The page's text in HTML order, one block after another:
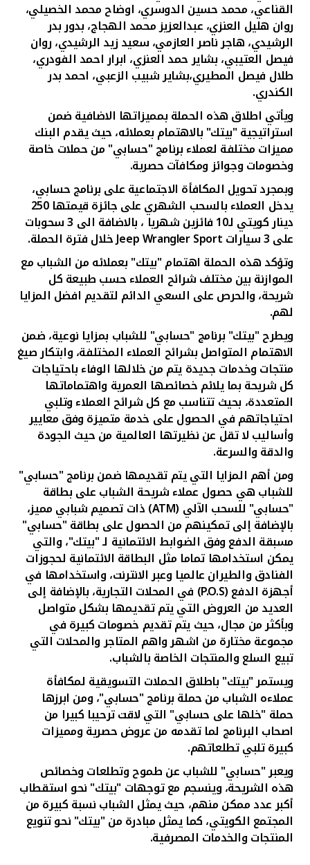
المملكة المتحدة
مملكة البحرين
القناعي، محمد حسين الدوسري، اوضاح محمد الخصيلي،
روان هليل العنزي، عبدالعزيز محمد الهجاج، بدور بدر
الرشيدي، هاجر ناصر العازمي، سعيد زيد الرشيدي، روان
فيصل العتيبي، بشاير حمد العنزي، ابرار احمد الفودري،
طلال فيصل المطيري،بشاير شبيب الزعبي، احمد بدر
الكندري.
ويأتي اطلاق هذه الحملة بمميزاتها الاضافية ضمن
استراتيجية "بيتك" بالاهتمام بعملائه، حيث يقدم البنك
مميزات مختلفة لعملاء برنامج "حسابي" من حملات خاصة
وخصومات وجوائز ومكافآت حصرية.
وبمجرد تحويل المكافأة الاجتماعية على برنامج حسابي،
يدخل العملاء بالسحب الشهري على جائزة قيمتها 250
دينار كويتي لـ10 فائزين شهريا ، بالاضافة الى 3 سحوبات
على 3 سيارات Jeep Wrangler Sportخلال فترة الحملة.
وتؤكد هذه الحملة اهتمام "بيتك" بعملائه من الشباب مع
الموازنة بين مختلف شرائح العملاء حسب طبيعة كل
شريحة، والحرص على السعي الدائم لتقديم افضل المزايا
لهم.
ويطرح "بيتك" برنامج "حسابي" للشباب بمزايا نوعية، ضمن
الاهتمام المتواصل بشرائح العملاء المختلفة، وابتكار صيغ
منتجات وخدمات جديدة يتم من خلالها الوفاء باحتياجات
كل شريحة بما يلائم خصائصها العمرية واهتماماتها
المتعددة، بحيث تتناسب مع كل شرائح العملاء وتلبي
احتياجاتهم في الحصول على خدمة متميزة وفق معايير
وأساليب لا تقل عن نظيرتها العالمية من حيث الجودة
والدقة والسرعة.
ومن أهم المزايا التي يتم تقديمها ضمن برنامج "حسابي"
للشباب هي حصول عملاء شريحة الشباب على بطاقة
"حسابي" للسحب الآلي (ATM) ذات تصميم شبابي مميز،
بالإضافة إلى تمكينهم من الحصول على بطاقة "حسابي"
مسبقة الدفع وفق الضوابط الائتمانية لـ "بيتك"، والتي
يمكن استخدامها تماما مثل البطاقة الائتمانية لحجوزات
الفنادق والطيران عالميا وعبر الانترنت، واستخدامها في
أجهزة الدفع (P.O.S) في المحلات التجارية، بالإضافة إلى
العديد من العروض التي يتم تقديمها بشكل متواصل
وبأكثر من مجال، حيث يتم تقديم خصومات كبيرة في
مجموعة مختارة من اشهر واهم المتاجر والمحلات التي
تبيع السلع والمنتجات الخاصة بالشباب.
ويستمر "بيتك" باطلاق الحملات التسويقية لمكافأة
عملاءه الشباب من حملة برنامج "حسابي"، ومن ابرزها
حملة "خلها على حسابي" التي لاقت ترحيبا كبيرا من
اصحاب البرنامج لما تقدمه من عروض حصرية ومميزات
كبيرة تلبي تطلعاتهم.
ويعبر "حسابي" للشباب عن طموح وتطلعات وخصائص
هذه الشريحة، وينسجم مع توجهات "بيتك" نحو استقطاب
أكبر عدد ممكن منهم، حيث يمثل الشباب نسبة كبيرة من
المجتمع الكويتي، كما يمثل مبادرة من "بيتك" نحو تنويع
المنتجات والخدمات المصرفية.